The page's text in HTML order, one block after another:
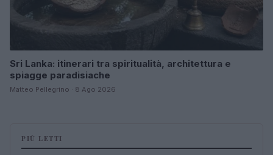
Sri Lanka: itinerari tra spiritualità, architettura e
spiagge paradisiache
Matteo Pellegrino · 8 Ago 2026
PIÙ LETTI